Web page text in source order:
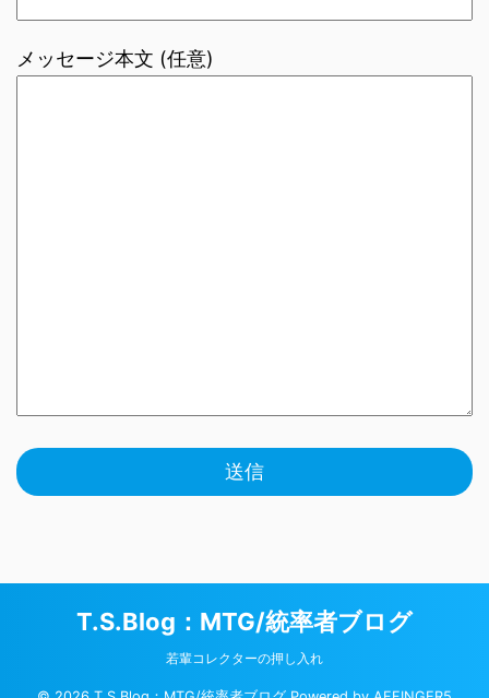
メッセージ本文 (任意)
T.S.Blog：MTG/統率者ブログ
若輩コレクターの押し入れ